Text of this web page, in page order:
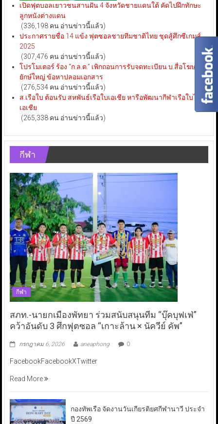
เปิดฟุตบอลเยาวชนสานฝัน 4 จังหวัดชายแดนใต้ คัดไปฝึกทักษะ
ลูกหนังต่างแดน
(336,198 คน อ่านข่าวนี้แล้ว)
ประกาศรายชื่อ 14 แข้ง ฟุตซอลชายทีมชาติไทย ชุดสู้ศึกซีเกมส์
2025
(307,476 คน อ่านข่าวนี้แล้ว)
โปรโมเตอร์ ร้อง “ก.ล.ต.” เพิกถอนการรับจดทะเบียน บ.สื่อโฆษณา
ยักษ์ใหญ่ ข้อหาปลอมเอกสาร
(276,534 คน อ่านข่าวนี้แล้ว)
ส.เรือใบ ต้อนรับ สหพันธ์เรือใบเอเชีย หารือพัฒนากีฬาเรือใบไทย-
เอเชีย
(265,338 คน อ่านข่าวนี้แล้ว)
กีฬา
กีฬา
สภท.-นายกเมืองพัทยา ร่วมสนับสนุนทีม “บุ๊คบุฟเฟ่”
คว้าอันดับ 3 ศึกฟุตซอล “เกาะล้าน × นัควีย์ คัพ”
กรกฎาคม 6, 2026 aneaphong 0
FacebookFacebookXTwitter
Read More
กองทัพเรือ จัดงานวันเกียรติยศกีฬานาวี ประจำ
ปี 2569